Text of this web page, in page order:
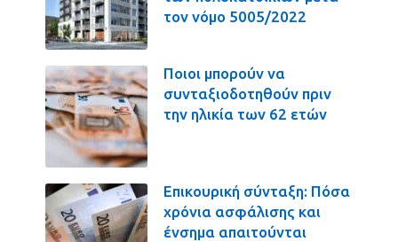
τον νόμο 5005/2022
Ποιοι μπορούν να
συνταξιοδοτηθούν πριν
την ηλικία των 62 ετών
Επικουρική σύνταξη: Πόσα
χρόνια ασφάλισης και
ένσημα απαιτούνται